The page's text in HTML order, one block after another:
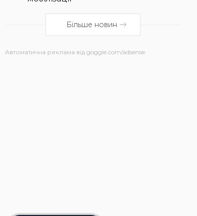
Більше новин
Автоматична реклама від goggle.com/adsense: